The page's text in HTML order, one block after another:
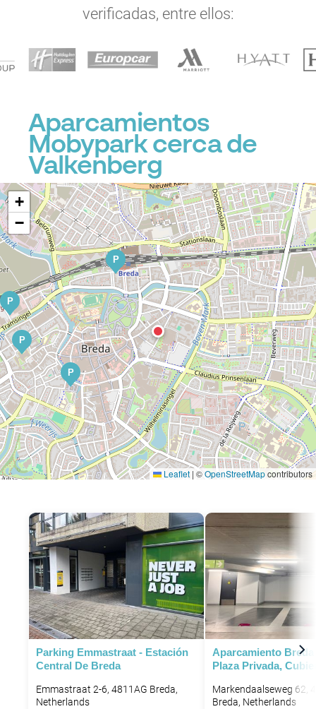
verificadas, entre ellos:
Aparcamientos
Mobypark cerca de
Valkenberg
P
P
P
P
+
−
Leaflet | ©OpenStreetMapcontributors
Parking Emmastraat - Estación
Central De Breda
Emmastraat 2-6, 4811AG Breda,
Netherlands
Aparcamiento
Plaza Privada,
Markendaalseweg 62,
Breda, Netherlands